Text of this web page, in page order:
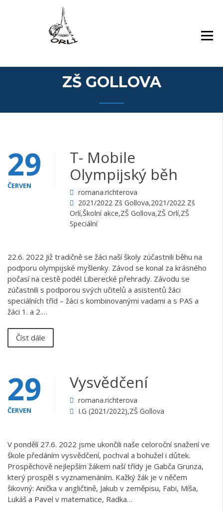
ZŠ GOLLOVA
29
ČERVEN
T- Mobile
Olympijský běh
romana.richterova
2021/2022 Zš Gollova,2021/2022 Zš
Orlí,Školní akce,ZŠ Gollova,ZŠ Orlí,ZŠ
Speciální
22.6. 2022 Již tradičně se žáci naší školy zúčastnili běhu na
podporu olympijské myšlenky. Závod se konal za krásného
počasí na cestě podél Liberecké přehrady. Závodu se
zúčastnili s podporou svých učitelů a asistentů žáci
speciálních tříd – žáci s kombinovanými vadami a s PAS a
žáci 1. a 2.…
Číst dále
29
ČERVEN
Vysvědčení
romana.richterova
I.G (2021/2022),ZŠ Gollova
V pondělí 27.6. 2022 jsme ukončili naše celoroční snažení ve
škole předáním vysvědčení, pochval a bohužel i důtek.
Prospěchově nejlepším žákem naší třídy je Gabča Grunza,
který prospěl s vyznamenáním. Kažký žák je v něčem
šikovný: Anička v angličtině, Jakub v zeměpisu, Fabi, Míša,
Lukáš a Pavel v matematice, Radka…